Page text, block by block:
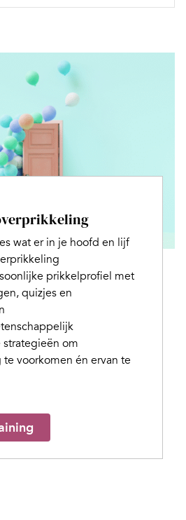
wat er in je hoofd en lijf
prikkelprofiel met
quizjes en
om
voorkomen én ervan te